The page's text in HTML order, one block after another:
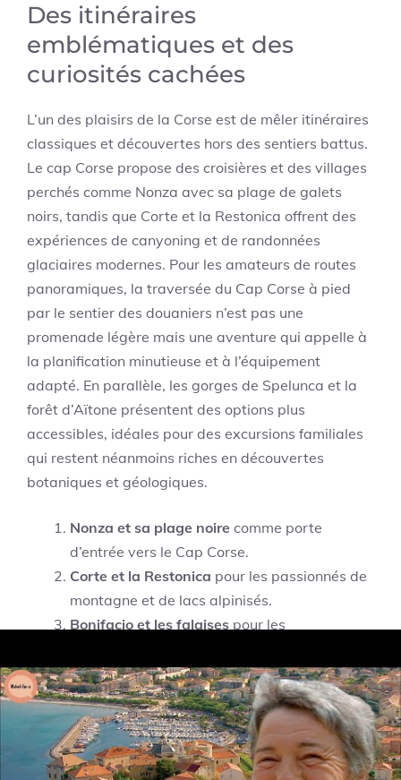
Des itinéraires
emblématiques et des
curiosités cachées
L’un des plaisirs de la Corse est de mêler itinéraires
classiques et découvertes hors des sentiers battus.
Le cap Corse propose des croisières et des villages
perchés comme Nonza avec sa plage de galets
noirs, tandis que Corte et la Restonica offrent des
expériences de canyoning et de randonnées
glaciaires modernes. Pour les amateurs de routes
panoramiques, la traversée du Cap Corse à pied
par le sentier des douaniers n’est pas une
promenade légère mais une aventure qui appelle à
la planification minutieuse et à l’équipement
adapté. En parallèle, les gorges de Spelunca et la
forêt d’Aïtone présentent des options plus
accessibles, idéales pour des excursions familiales
qui restent néanmoins riches en découvertes
botaniques et géologiques.
Nonza et sa plage noire comme porte
d’entrée vers le Cap Corse.
Corte et la Restonica pour les passionnés de
montagne et de lacs alpinisés.
Bonifacio et les falaises pour les
militaire.
Pour approfondir, les ressources commeGuide
d’analyse critiqueoffrent des lectures
complémentaires, et les sites touristiques